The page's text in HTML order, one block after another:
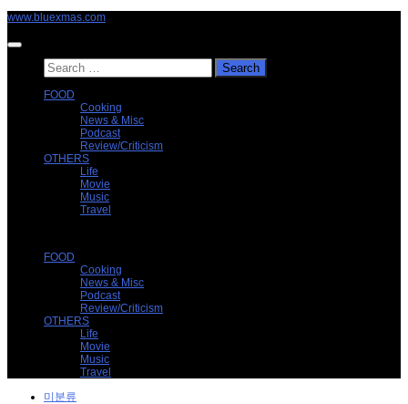
Skip
content
www.bluexmas.com
Search
for:
FOOD
Cooking
News & Misc
Podcast
Review/Criticism
OTHERS
Life
Movie
Music
Travel
FOOD
Cooking
News & Misc
Podcast
Review/Criticism
OTHERS
Life
Movie
Music
Travel
미분류